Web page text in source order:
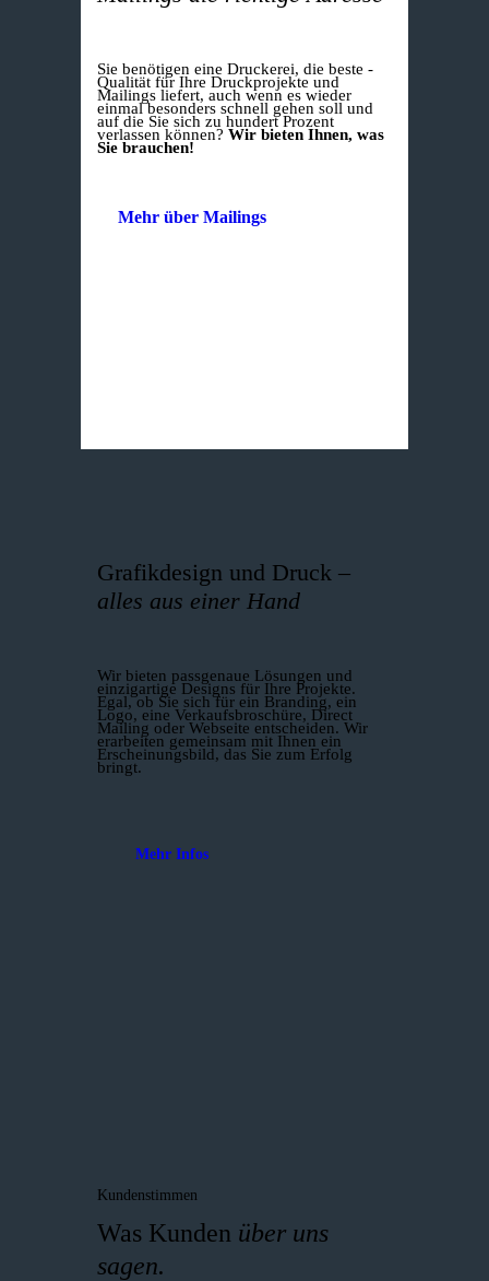
Sie benötigen eine Druckerei, die beste ­
Qualität für Ihre Druckprojekte und
Mailings liefert, auch wenn es wieder
einmal besonders schnell gehen soll und
auf die Sie sich zu hundert Prozent
verlassen können? Wir bieten Ihnen, was
Sie brauchen!
Mehr über Mailings
Grafikdesign und Druck –
alles aus einer Hand
Wir bieten passgenaue Lösungen und
einzig­artige Designs für Ihre Projekte.
Egal, ob Sie sich für ein Branding, ein
Logo, eine Verkaufsbroschüre, Direct
Mailing oder Webseite entscheiden. Wir
erarbeiten gemeinsam mit Ihnen ein
Erscheinungsbild, das Sie zum Erfolg
bringt.
Mehr Infos
Kundenstimmen
Was Kunden über uns
sagen.